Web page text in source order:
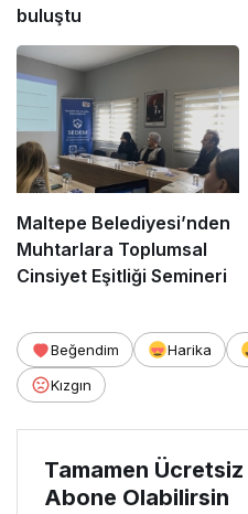
buluştu
Maltepe Belediyesi’nden
Muhtarlara Toplumsal
Cinsiyet Eşitliği Semineri
Beğendim Harika
Kızgın
Tamamen
Abone Olabilirsin